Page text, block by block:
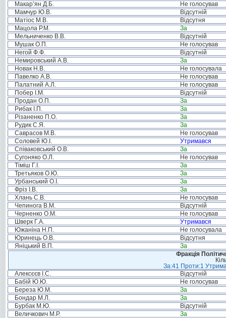
Макар’ян Д.Б.
Не голосував
Мамчур Ю.В.
Відсутній
Матіос М.В.
Відсутня
Мацола Р.М.
За
Мельниченко В.В.
Відсутній
Мушак О.П.
Не голосував
Негой Ф.Ф.
Відсутній
Немировський А.В.
За
Новак Н.В.
Не голосувала
Павелко А.В.
Не голосував
Палатний А.Л.
Не голосував
Побер І.М.
Відсутній
Продан О.П.
За
Рибак І.П.
За
Різаненко П.О.
За
Рудик С.Я.
За
Саврасов М.В.
Не голосував
Соловей Ю.І.
Утримався
Співаковський О.В.
За
Сугоняко О.Л.
Не голосував
Тіміш Г.І.
За
Третьяков О.Ю.
За
Урбанський О.І.
За
Фріз І.В.
За
Хлань С.В.
Не голосував
Чепинога В.М.
Відсутній
Черненко О.М.
Не голосував
Шверк Г.А.
Утримався
Южаніна Н.П.
Не голосувала
Юринець О.В.
Відсутня
Яніцький В.П.
За
Фракція
За:41 Проти:1
Алексєєв І.С.
Відсутній
Бабій Ю.Ю.
Не голосував
Береза Ю.М.
За
Бондар М.Л.
За
Бурбак М.Ю.
Відсутній
Величкович М.Р.
За